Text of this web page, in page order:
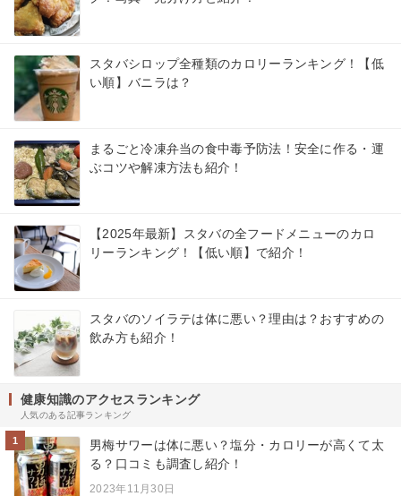
スタバシロップ全種類のカロリーランキング！【低
い順】バニラは？
まるごと冷凍弁当の食中毒予防法！安全に作る・運
ぶコツや解凍方法も紹介！
【2025年最新】スタバの全フードメニューのカロ
リーランキング！【低い順】で紹介！
スタバのソイラテは体に悪い？理由は？おすすめの
飲み方も紹介！
健康知識のアクセスランキング
人気のある記事ランキング
1
男梅サワーは体に悪い？塩分・カロリーが高くて太
る？口コミも調査し紹介！
2023年11月30日